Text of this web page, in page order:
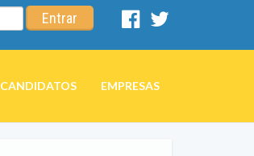
Entrar
Facebook
CANDIDATOS EMPRESAS